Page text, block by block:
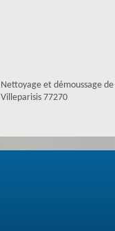
Nettoyage et démoussage
Villeparisis 77270